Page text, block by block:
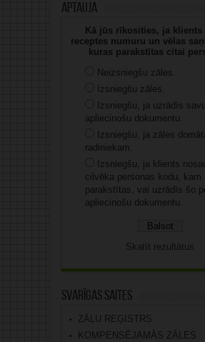
Aptauja
Kā jūs rīkosities, ja klients
receptes numuru un vēlas
kuras parakstītas citai
Neizsniegšu zāles.
Izsniegšu zāles.
Izsniegšu, ja uzrādīs
apliecinošu dokumentu.
Izsniegšu, ja zāles
radiniekam.
Izsniegšu, ja klients
cilvēka personas kodu, kam
parakstītas, vai uzrādīs šo
apliecinošu dokumentu.
Skatīt rezultātus
Svarīgas saites
ZĀĻU REĢISTRS
KOMPENSĒJAMĀS ZĀLES